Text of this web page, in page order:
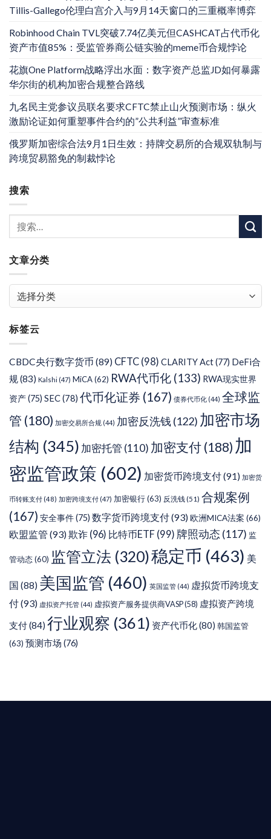
Tillis-Gallego伦理白宫介入与9月14天窗口的三重概率博弈
Robinhood Chain TVL突破7.74亿美元但CASHCAT占代币化
资产市值85%：受监管券商公链实验的meme币合规悖论
花旗One Platform战略浮出水面：数字资产总监JD如何暴露
华尔街的机构加密合规整合路线
九名民主党参议员联名要求CFTC禁止山火预测市场：纵火
激励论证如何重塑事件合约的”公共利益”审查标准
俄罗斯加密综合法9月1日生效：持牌交易所的合规双轨制与
跨境贸易豁免的制裁悖论
搜索
文章分类
类
标签云
CBDC央行数字货币 (89) CFTC (98) CLARITY Act(77) DeFi合
规(83) Kalshi (47) MiCA(62) RWA代币化 (133) RWA现实世界
资产(75) SEC(78) 代币化证券 (167) 债券代币化 (44) 全球监
管 (180) 加密交易所合规 (44) 加密反洗钱 (122) 加密市场
结构 (345) 加密托管 (110) 加密支付 (188) 加
密监管政策 (602) 加密货币跨境支付(91) 加密货
币转账支付 (48) 加密跨境支付 (47) 加密银行(63) 反洗钱(51) 合规案例
(167) 安全事件(75) 数字货币跨境支付(93)欧洲MICA法案 (66)
欧盟监管 (93)欺诈 (96) 比特币ETF (99) 牌照动态 (117) 监
管动态(60) 监管立法 (320)稳定币 (463) 美
国 (88) 美国监管 (460) 英国监管 (44) 虚拟货币跨境支
付(93) 虚拟资产托管 (44) 虚拟资产服务提供商VASP(58) 虚拟资产跨境
支付(84) 行业观察 (361) 资产代币化(80) 韩国监管
(63) 预测市场 (76)